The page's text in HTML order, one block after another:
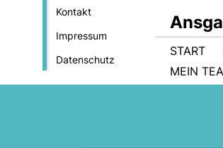
Kontakt
Impressum
Datenschutz
START
MEIN